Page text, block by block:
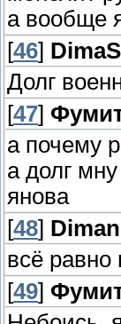
а вообще
[46]
Долг
[47]
а почему
а долг
янова
[48] Diman
всё
[49]